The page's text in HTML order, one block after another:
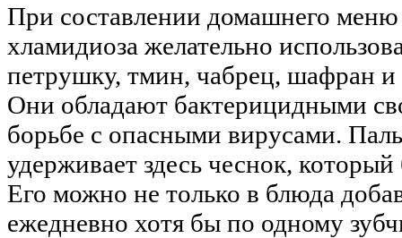
При составлении домашнего меню
хламидиоза желательно
петрушку, тмин, чабрец, шафран и
Они обладают бактерицидными
борьбе с опасными вирусами.
удерживает здесь чеснок,
Его можно не только в блюда
ежедневно хотя бы по одному